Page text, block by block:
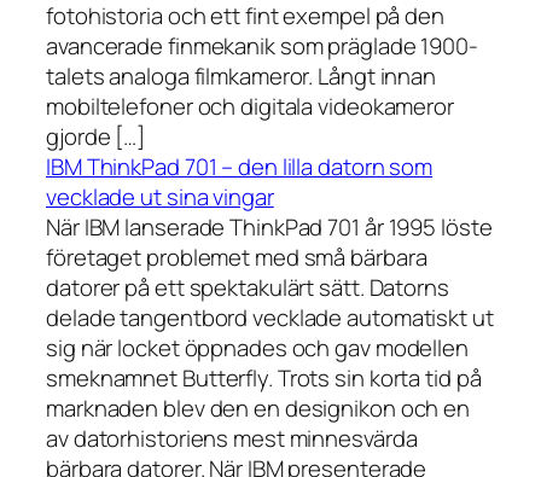
fotohistoria och ett fint exempel på den
avancerade finmekanik som präglade 1900-
talets analoga filmkameror. Långt innan
mobiltelefoner och digitala videokameror
gjorde […]
IBM ThinkPad 701 – den lilla datorn som
vecklade ut sina vingar
När IBM lanserade ThinkPad 701 år 1995 löste
företaget problemet med små bärbara
datorer på ett spektakulärt sätt. Datorns
delade tangentbord vecklade automatiskt ut
sig när locket öppnades och gav modellen
smeknamnet Butterfly. Trots sin korta tid på
marknaden blev den en designikon och en
av datorhistoriens mest minnesvärda
bärbara datorer. När IBM presenterade